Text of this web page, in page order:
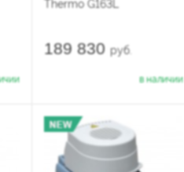
Thermo G163L
189 830 руб.
в наличии